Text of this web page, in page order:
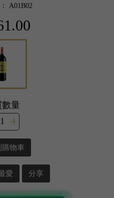
A01B02
數量
購物車
愛 分享